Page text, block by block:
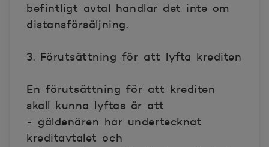
befintligt avtal handlar det inte om
distansförsäljning.
3. Förutsättning för att lyfta krediten
En förutsättning för att krediten
skall kunna lyftas är att
- gäldenären har undertecknat
kreditavtalet och